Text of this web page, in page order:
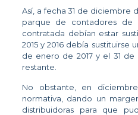
Así, a fecha 31 de diciembre
parque de contadores de
contratada debían estar
2015 y 2016 debía sustituirse
de enero de 2017 y el 31
restante.
No obstante, en
normativa, dando un
distribuidoras para que